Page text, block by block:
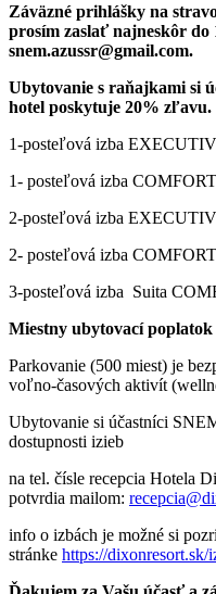
Záväzné prihlášky na
prosím zaslať najneskôr do
snem.azussr@gmail.com.
Ubytovanie s raňajkami si
hotel poskytuje 20% zľavu.
1-posteľová izba
1- posteľová izba
2-posteľová izba
2- posteľová izba
3-posteľová izba Suita
Miestny ubytovací poplatok
Parkovanie (500 miest) je
voľno-časových aktivít
Ubytovanie si účastníci
dostupnosti izieb
na tel. čísle recepcia Hotela
potvrdia mailom:
info o izbách je možné si
stránke https://dixonresort.sk/